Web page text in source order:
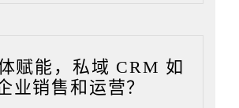
赋能，私域 CRM 如
业销售和运营？